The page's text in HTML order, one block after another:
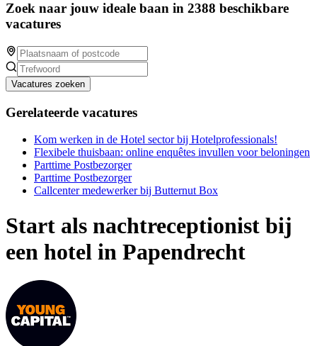
Zoek naar jouw ideale baan in 2388 beschikbare
vacatures
Vacatures zoeken
Gerelateerde vacatures
Kom werken in de Hotel sector bij Hotelprofessionals!
Flexibele thuisbaan: online enquêtes invullen voor beloningen
Parttime Postbezorger
Parttime Postbezorger
Callcenter medewerker bij Butternut Box
Start als nachtreceptionist bij
een hotel in Papendrecht